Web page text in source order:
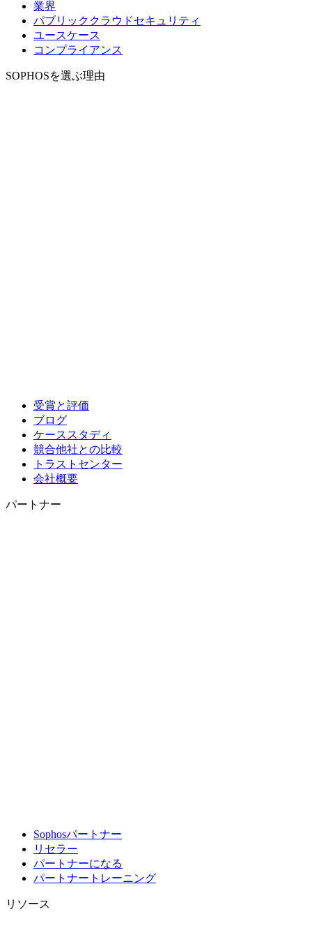
業界
パブリッククラウドセキュリティ
ユースケース
コンプライアンス
SOPHOSを選ぶ理由
受賞と評価
ブログ
ケーススタディ
競合他社との比較
トラストセンター
会社概要
パートナー
Sophosパートナー
リセラー
パートナーになる
パートナートレーニング
リソース